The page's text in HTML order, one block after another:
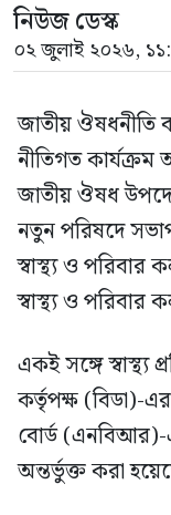
নিউজ ডেস্ক
০২ জুলাই ২০২৬,
জাতীয় ঔষধনীতি
নীতিগত
জাতীয় ঔষধ
নতুন পরিষদে
স্বাস্থ্য ও পরিবার
স্বাস্থ্য ও পরিবার
একই সঙ্গে স্বাস্থ্য
কর্তৃপক্ষ (বিডা)-এর
বোর্ড (এনবিআর)-
অন্তর্ভুক্ত করা